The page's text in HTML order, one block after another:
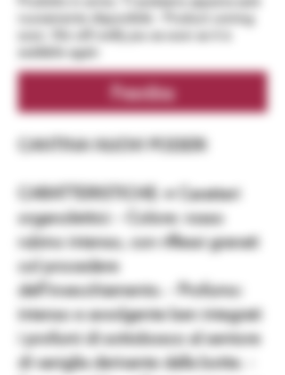
nuovamente disponibile - Product coming
soon. We will notify you as soon as it is
available again
Preordina
CANTINA NUOVI PODERI
CARATTERISTICHE: ♦ Caratteri
organolettici: - Colore: rosso
rubino intenso, con riflessi granati
col procedere
dell’invecchiamento. - Profumo:
intenso e avvolgente ben integrati
i profumi di sottobosco al sentore
di vaniglia derivante dalla botte. -